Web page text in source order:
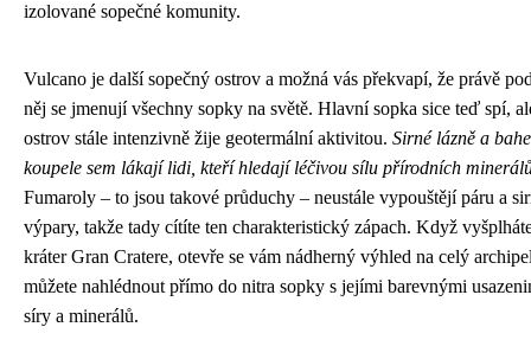
izolované sopečné komunity.
Vulcano je další sopečný ostrov a možná vás překvapí, že právě
něj se jmenují všechny sopky na světě. Hlavní sopka sice teď spí,
ostrov stále intenzivně žije geotermální aktivitou. Sirné lázně a
koupele sem lákají lidi, kteří hledají léčivou sílu přírodních
Fumaroly – to jsou takové průduchy – neustále vypouštějí páru a
výpary, takže tady cítíte ten charakteristický zápach. Když
kráter Gran Cratere, otevře se vám nádherný výhled na celý
můžete nahlédnout přímo do nitra sopky s jejími barevnými
síry a minerálů.